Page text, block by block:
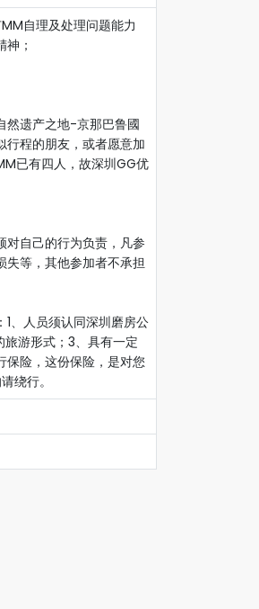
自理及处理问题能力
；
然遗产之地-京那巴鲁國
行程的朋友，或者愿意加
已有四人，故深圳GG优
对自己的行为负责，凡参
失等，其他参加者不承担
、人员须认同深圳磨房公
游形式；3、具有一定
保险，这份保险，是对您
绕行。